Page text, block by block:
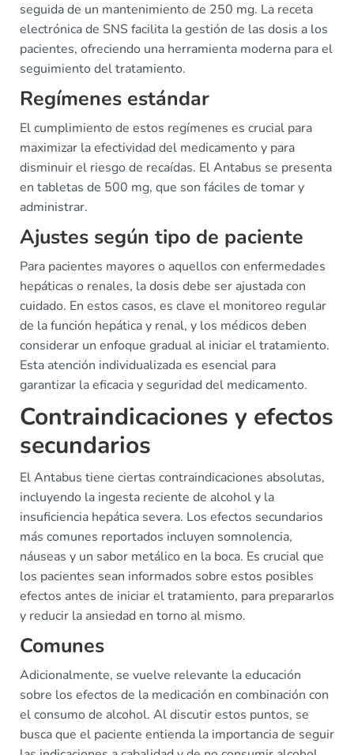
seguida de un mantenimiento de 250 mg. La receta
electrónica de SNS facilita la gestión de las dosis a los
pacientes, ofreciendo una herramienta moderna para el
seguimiento del tratamiento.
Regímenes estándar
El cumplimiento de estos regímenes es crucial para
maximizar la efectividad del medicamento y para
disminuir el riesgo de recaídas. El Antabus se presenta
en tabletas de 500 mg, que son fáciles de tomar y
administrar.
Ajustes según tipo de paciente
Para pacientes mayores o aquellos con enfermedades
hepáticas o renales, la dosis debe ser ajustada con
cuidado. En estos casos, es clave el monitoreo regular
de la función hepática y renal, y los médicos deben
considerar un enfoque gradual al iniciar el tratamiento.
Esta atención individualizada es esencial para
garantizar la eficacia y seguridad del medicamento.
Contraindicaciones y efectos
secundarios
El Antabus tiene ciertas contraindicaciones absolutas,
incluyendo la ingesta reciente de alcohol y la
insuficiencia hepática severa. Los efectos secundarios
más comunes reportados incluyen somnolencia,
náuseas y un sabor metálico en la boca. Es crucial que
los pacientes sean informados sobre estos posibles
efectos antes de iniciar el tratamiento, para prepararlos
y reducir la ansiedad en torno al mismo.
Comunes
Adicionalmente, se vuelve relevante la educación
sobre los efectos de la medicación en combinación con
el consumo de alcohol. Al discutir estos puntos, se
busca que el paciente entienda la importancia de seguir